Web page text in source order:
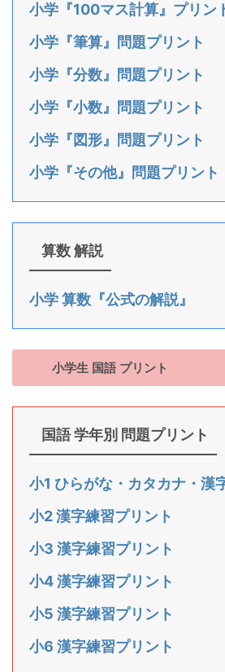
小学『100マス計算』プリン
小学『筆算』問題プリント
小学『分数』問題プリント
小学『小数』問題プリント
小学『図形』問題プリント
小学『その他』問題プリント
算数 解説
小学 算数『公式の解説』
小学生 国語 プリント
国語 学年別 問題プリント
小1 ひらがな・カタカナ・漢
小2 漢字練習プリント
小3 漢字練習プリント
小4 漢字練習プリント
小5 漢字練習プリント
小6 漢字練習プリント